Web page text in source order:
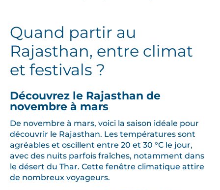
Quand partir au
Rajasthan, entre climat
et festivals ?
Découvrez le Rajasthan de
novembre à mars
De novembre à mars, voici la saison idéale pour
découvrir le Rajasthan. Les températures sont
agréables et oscillent entre 20 et 30 °C le jour,
avec des nuits parfois fraîches, notamment dans
le désert du Thar. Cette fenêtre climatique attire
de nombreux voyageurs.